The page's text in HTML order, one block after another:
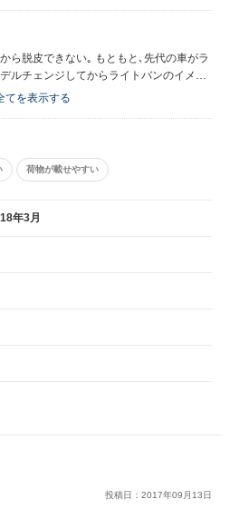
た､スポーツモードがあるが､エンジン回
ーティに走る車ではないので､名前だけの
ると､後ろのガラスから黒い水がたれて
ら脱皮できない｡ もともと､先代の車がラ
ルチェンジしてからライトバンのイメー
間､ 今度は､ADバンがウイングロードのボ
てを表示する
荷物が載せやすい
年3月
投稿日： 2017年09 月 13日